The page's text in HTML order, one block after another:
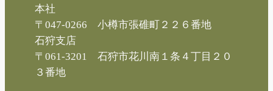
本社
〒047-0266 小樽市張碓町２２６番地
石狩支店
〒061-3201 石狩市花川南１条４丁目２０
３番地